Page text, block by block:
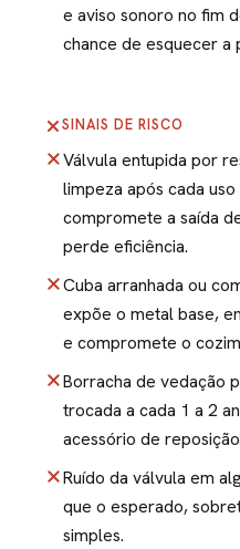
e aviso sonoro no fim
chance de esquecer a
SINAIS DE RISCO
Válvula entupida por
limpeza após cada
compromete a saída
perde eficiência.
Cuba arranhada ou
expõe o metal base,
e compromete o
Borracha de vedação
trocada a cada 1 a 2
acessório de
Ruído da válvula em
que o esperado,
simples.